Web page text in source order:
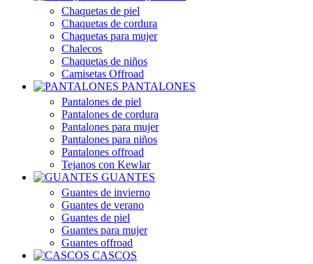
Chaquetas de piel
Chaquetas de cordura
Chaquetas para mujer
Chalecos
Chaquetas de niños
Camisetas Offroad
PANTALONES
Pantalones de piel
Pantalones de cordura
Pantalones para mujer
Pantalones para niños
Pantalones offroad
Tejanos con Kewlar
GUANTES
Guantes de invierno
Guantes de verano
Guantes de piel
Guantes para mujer
Guantes offroad
CASCOS